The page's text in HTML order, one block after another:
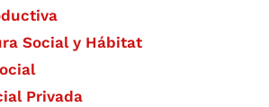
Social y Hábitat
Privada